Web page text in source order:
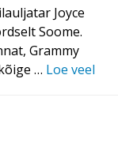
Joyce
Soome.
Grammy
… Loe veel